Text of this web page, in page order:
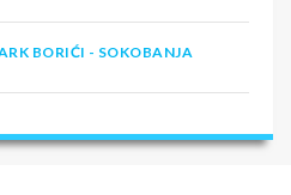
BORIĆI - SOKOBANJA